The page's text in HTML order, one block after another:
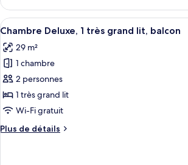
grand
lit,
balcon
Suite,
très
lit,
balcon
Afficher
toutes
les
photos
pour
ce
type
chambre :
Chambre
6
Chambre Deluxe, 1 très grand lit, balcon
29 m²
1 chambre
2 personnes
1 très grand lit
Wi-Fi gratuit
Plus de détails
Plus